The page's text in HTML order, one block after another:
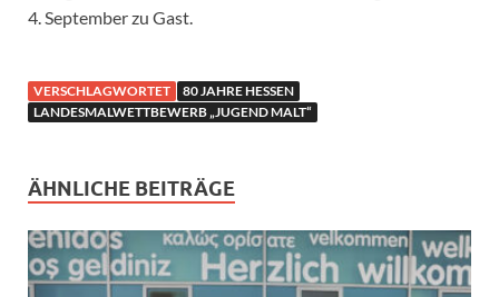
4. September zu Gast.
VERSCHLAGWORTET
80 JAHRE HESSEN
LANDESMALWETTBEWERB „JUGEND MALT“
ÄHNLICHE BEITRÄGE